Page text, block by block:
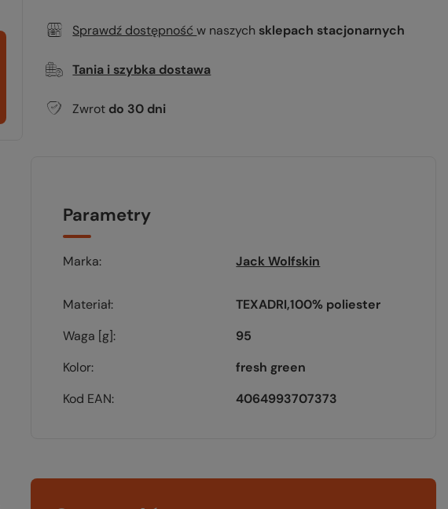
Sprawdź dostępnośćw naszych sklepach stacjonarnych
Tania i szybka dostawa
Zwrot do 30 dni
Parametry
Marka Jack Wolfskin
Materiał TEXADRI100% poliester
Waga [g]
95
Kolor
fresh green
Kod EAN
4064993707373